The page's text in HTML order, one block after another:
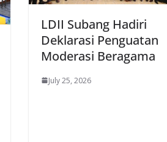
LDII Subang Hadiri
Deklarasi Penguatan
Moderasi Beragama
July 25, 2026